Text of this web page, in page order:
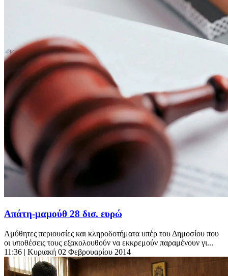
Απάτη-μαμούθ 28 δισ. ευρώ
Αμύθητες περιουσίες και κληροδοτήματα υπέρ του Δημοσίου που
οι υποθέσεις τους εξακολουθούν να εκκρεμούν παραμένουν γι...
11:36 | Κυριακή 02 Φεβρουαρίου 2014